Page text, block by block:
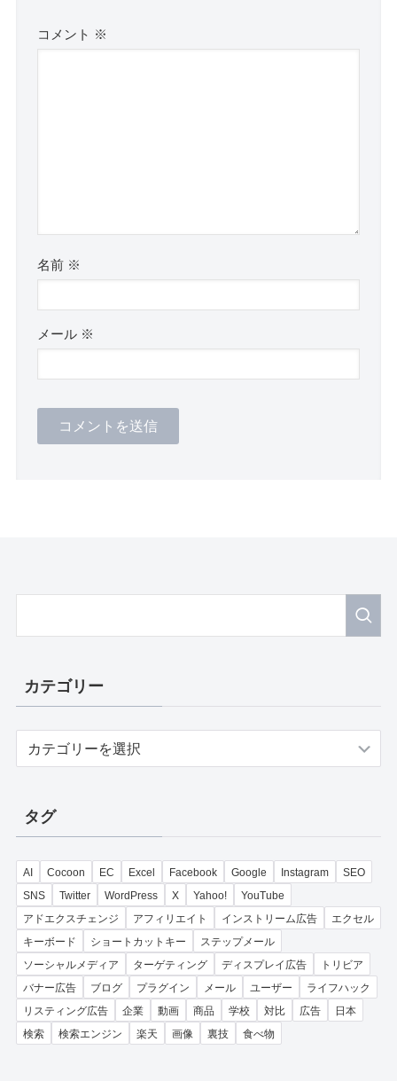
コメント ※
名前 ※
メール ※
カテゴリー
ー
タグ
AI Cocoon EC Excel Facebook Google Instagram
SEO
SNS
Twitter WordPress X Yahoo!
YouTube
アドエクスチェンジ
アフィリエイト インストリーム広告
エクセル
キーボード
ショートカットキー
ステップメール
ソーシャルメディア
ターゲティング ディスプレイ広告
トリビア
バナー広告
ブログ プラグイン メール ユーザー
ライフハック
リスティング広告
企業 動画 商品 学校 対比 広告
日本
検索
検索エンジン 楽天 画像 裏技 食べ物